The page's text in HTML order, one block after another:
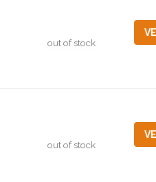
out of stock
out of stock